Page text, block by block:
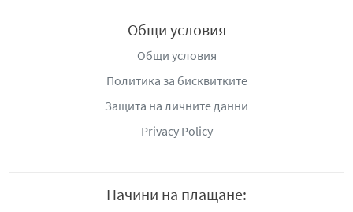
Общи условия
Общи условия
Политика за бисквитките
Защита на личните данни
Privacy Policy
Начини на плащане: